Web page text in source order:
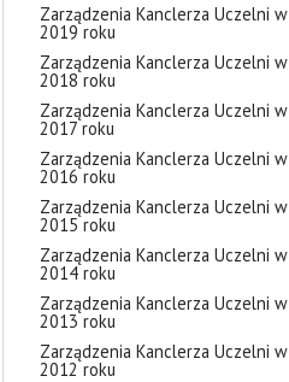
Zarządzenia Kanclerza Uczelni w
2019 roku
Zarządzenia Kanclerza Uczelni w
2018 roku
Zarządzenia Kanclerza Uczelni w
2017 roku
Zarządzenia Kanclerza Uczelni w
2016 roku
Zarządzenia Kanclerza Uczelni w
2015 roku
Zarządzenia Kanclerza Uczelni w
2014 roku
Zarządzenia Kanclerza Uczelni w
2013 roku
Zarządzenia Kanclerza Uczelni w
2012 roku